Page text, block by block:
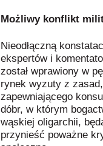
Możliwy konflikt
Nieodłączną
ekspertów i
został wprawiony w
rynek wyzuty z
zapewniającego
dóbr, w którym
wąskiej oligarchii,
przynieść poważne